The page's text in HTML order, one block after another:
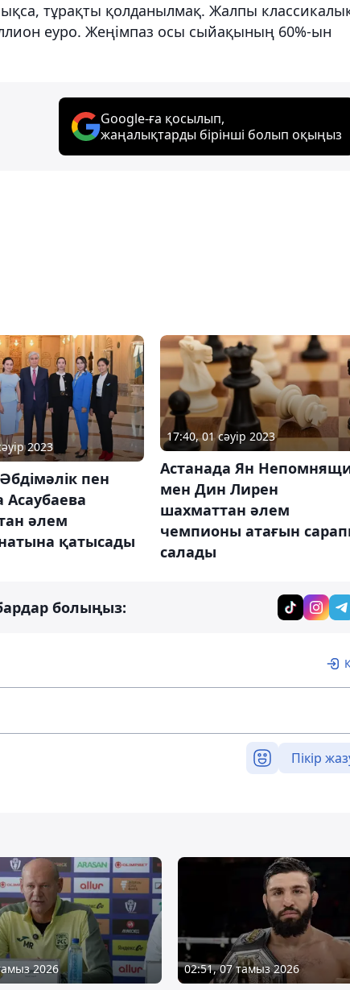
тұрақты қолданылмақ. Жалпы
еуро. Жеңімпаз осы сыйақының 60%-ын
Google-ға қосылып,
жаңалықтарды бірінші болып оқыңыз
2023
пен
Асаубаева
әлем
қатысады
17:40, 01 сәуір 2023
Астанада Ян
мен Дин Лирен
шахматтан әлем
чемпионы атағын
салады
болыңыз:
Пікір
2026 02:51, 07 тамыз 2026